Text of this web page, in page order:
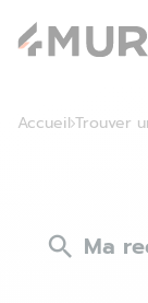
Accueil Trouver
Ma